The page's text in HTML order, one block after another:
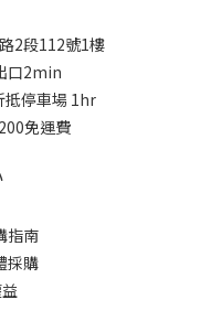
2段112號1樓
口2min
抵停車場 1hr
免運費
指南
採購